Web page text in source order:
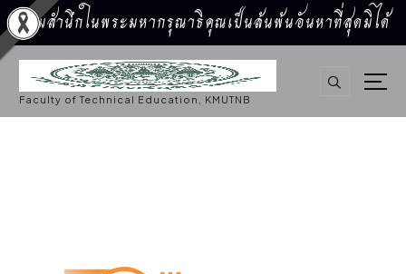
น้อมสำนึกในพระมหากรุณาธิคุณเป็นล้นพ้นอันหาที่สุดมิได้
S
k
o
Faculty of Technical Education, KMUTNB